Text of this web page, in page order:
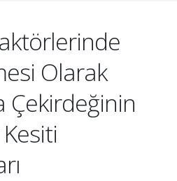
Olarak
Çekirdeğinin